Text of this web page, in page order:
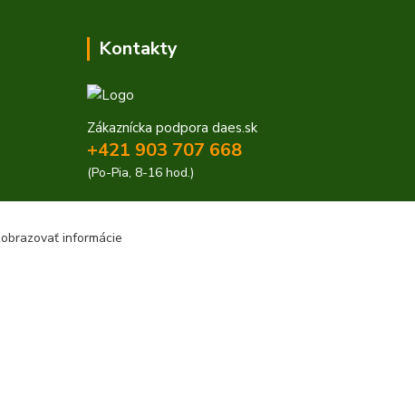
Kontakty
Zákaznícka podpora daes.sk
+421 903 707 668
(Po-Pia, 8-16 hod.)
informácie